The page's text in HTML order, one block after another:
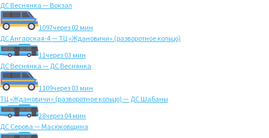
ДС Веснянка — Вокзал
1097через 02 мин
ДС Ангарская-4 — ТЦ «Ждановичи» (разворотное кольцо)
11через 03 мин
ДС Веснянка — ДС Веснянка
1109через 03 мин
ТЦ «Ждановичи» (разворотное кольцо) — ДС Шабаны
28через 04 мин
ДС Серова — Масюковщина